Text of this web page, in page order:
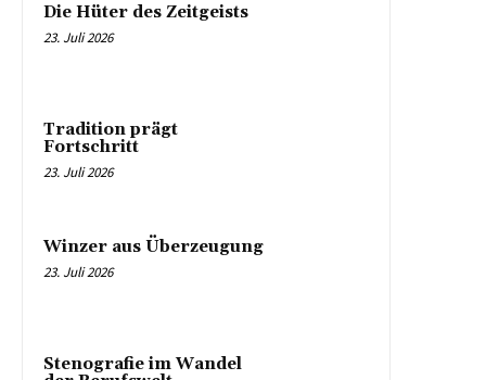
Die Hüter des Zeitgeists
23. Juli 2026
Tradition prägt
Fortschritt
23. Juli 2026
Winzer aus Überzeugung
23. Juli 2026
Stenografie im Wandel